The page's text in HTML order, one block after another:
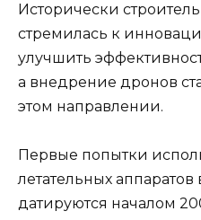
Исторически
стремилась к
улучшить
а внедрение дронов
этом направлении.
Первые попытки
летательных аппаратов
датируются началом